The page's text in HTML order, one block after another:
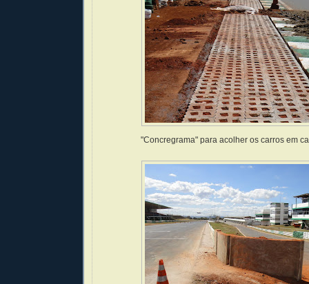
"Concregrama" para acolher os carros em